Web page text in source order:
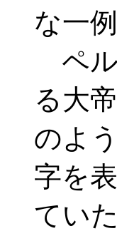
な一
ペル
る大
のよ
字を
てい